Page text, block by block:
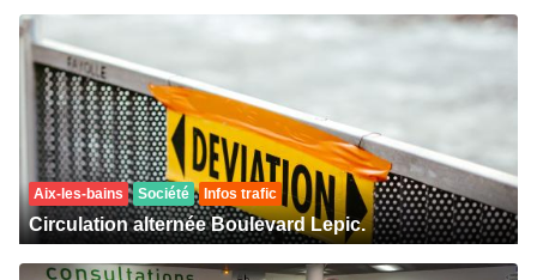
Aix-les-bains Société Infos trafic
Circulation alternée Boulevard Lepic.